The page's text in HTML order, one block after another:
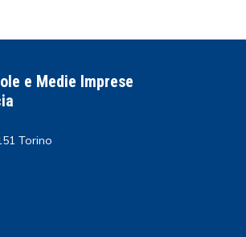
e Medie Imprese
Torino